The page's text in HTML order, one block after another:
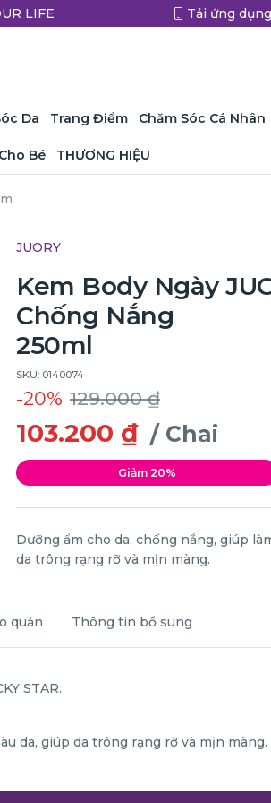
LIFE Tải ứng dụng
Da Trang Điểm Chăm Sóc Cá Nhân
Bé THƯƠNG HIỆU
JUORY
Kem Body Ngày
Chống Nắng
250ml
SKU: 0140074
-20% 129.000 ₫
103.200 ₫ / Chai
Giảm 20%
Dưỡng ẩm cho da, chống nắng, giúp
da trông rạng rỡ và mịn màng.
quản Thông tin bổ sung
STAR.
da, giúp da trông rạng rỡ và mịn màng.